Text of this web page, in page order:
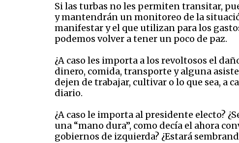
Si las turbas no les permiten transitar,
y mantendrán un monitoreo de la
manifestar y el que utilizan para los
podemos volver a tener un poco de paz.
¿A caso les importa a los revoltosos el
dinero, comida, transporte y alguna
dejen de trabajar, cultivar o lo que sea, a
diario.
¿A caso le importa al presidente electo?
una “mano dura”, como decía el ahora
gobiernos de izquierda? ¿Estará